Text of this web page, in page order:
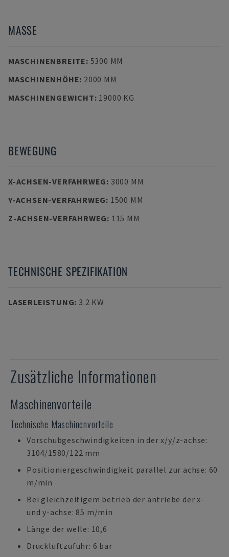
MASSE
MASCHINENBREITE: 5300 MM
MASCHINENHÖHE: 2000 MM
MASCHINENGEWICHT: 19000 KG
BEWEGUNG
X-ACHSEN-VERFAHRWEG: 3000 MM
Y-ACHSEN-VERFAHRWEG: 1500 MM
Z-ACHSEN-VERFAHRWEG: 115 MM
TECHNISCHE SPEZIFIKATION
LASERLEISTUNG: 3.2 KW
Zusätzliche Informationen
Maschinenvorteile
Technische Maschinenvorteile
Vorschubgeschwindigkeiten in der x/y/z-achse:
3104/1580/122 mm
Positioniergeschwindigkeit parallel zur achse: 60
m/min
Bei gleichzeitigem betrieb der antriebe der x-
und y-achse: 85 m/min
Länge der welle: 10,6
Druckluftzufuhr: 6 bar